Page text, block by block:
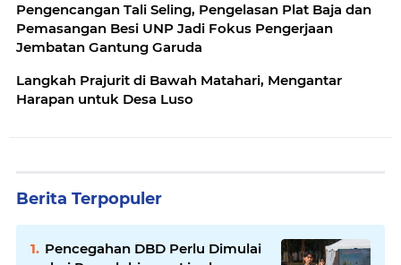
Pengencangan Tali Seling, Pengelasan Plat Baja dan
Pemasangan Besi UNP Jadi Fokus Pengerjaan
Jembatan Gantung Garuda
Langkah Prajurit di Bawah Matahari, Mengantar
Harapan untuk Desa Luso
Berita Terpopuler
Pencegahan DBD Perlu Dimulai